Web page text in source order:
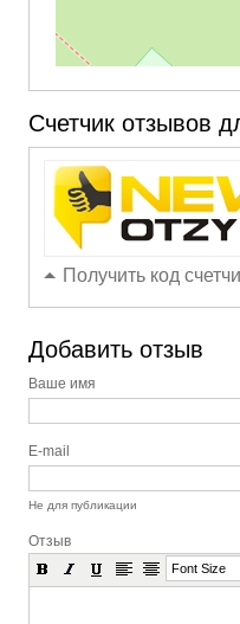
Счетчик отзывов
Получить код
Добавить отзыв
Ваше имя
E-mail
Не для публикации
Отзыв
Font Size